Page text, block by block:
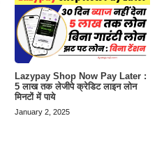
Lazypay Shop Now Pay Later :
5 लाख तक लेजीपे क्रेडिट लाइन लोन
मिनटों में पाये
January 2, 2025